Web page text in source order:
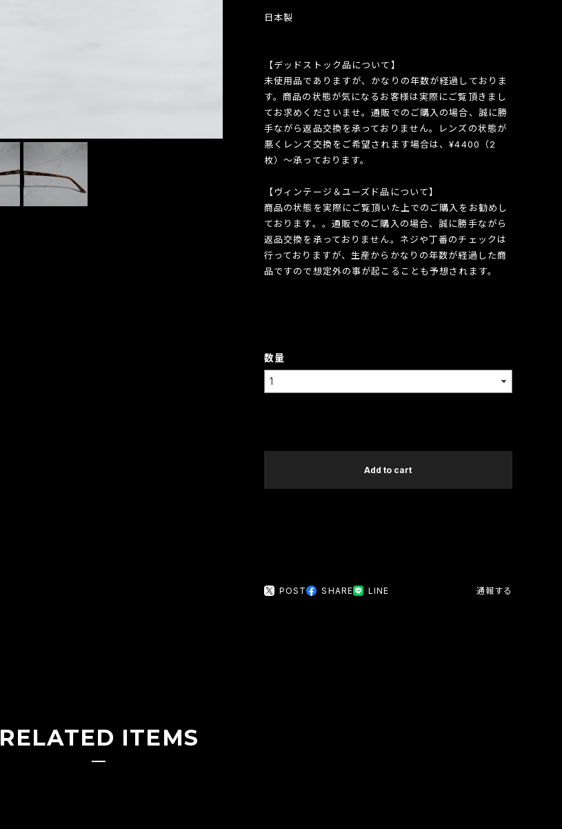
日本製
【デッドストック品について】
未使用品でありますが、かなりの年数が経過しておりま
す。商品の状態が気になるお客様は実際にご覧頂きまし
てお求めくださいませ。通販でのご購入の場合、誠に勝
手ながら返品交換を承っておりません。レンズの状態が
悪くレンズ交換をご希望されます場合は、¥4400（2
枚）〜承っております。
【ヴィンテージ＆ユーズド品について】
商品の状態を実際にご覧頂いた上でのご購入をお勧めし
ております。。通販でのご購入の場合、誠に勝手ながら
返品交換を承っておりません。ネジや丁番のチェックは
行っておりますが、生産からかなりの年数が経過した商
品ですので想定外の事が起こることも予想されます。
数量
Add to cart
POST SHARE LINE 通報する
RELATED ITEMS